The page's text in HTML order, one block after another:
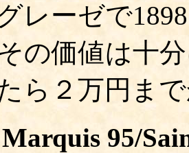
レーゼで
の価値は十
ら２万円ま
95/